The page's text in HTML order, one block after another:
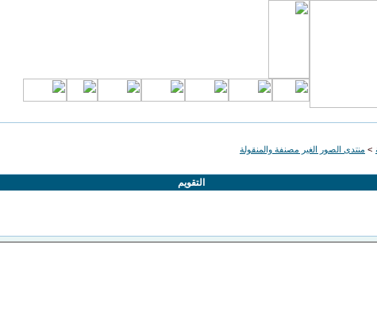
> منتدى الصور الغير مصنفة والمنقولة
التقويم